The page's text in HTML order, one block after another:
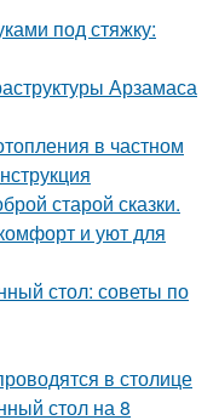
под стяжку:
Арзамаса
в частном
старой сказки.
и уют для
стол: советы по
в столице
стол на 8